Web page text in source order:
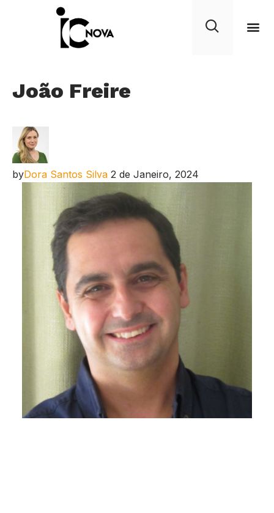
João Freire
byDora Santos Silva 2 de Janeiro, 2024